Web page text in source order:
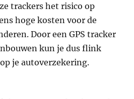
trackers het risico op
hoge kosten voor de
Door een GPS tracker
kun je dus flink
je autoverzekering.